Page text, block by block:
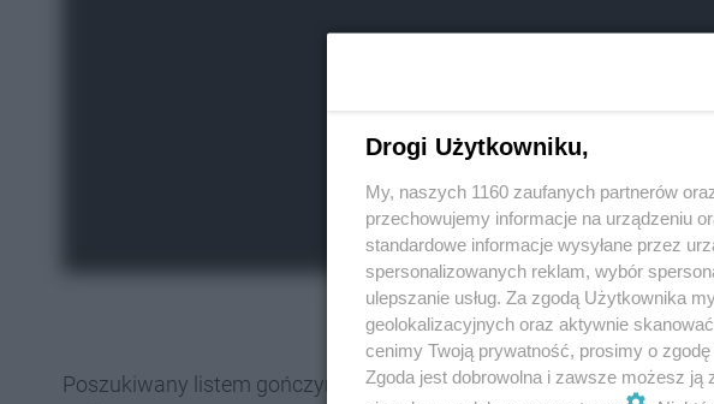
Poszukiwany listem gończym trzydziestodwulatek został
Drogi Użytkowniku,
My, naszych 1160 zaufanych partnerów
przechowujemy informacje na urządzeniu
standardowe informacje wysyłane przez
spersonalizowanych reklam, wybór
ulepszanie usług. Za zgodą Użytkownika
geolokalizacyjnych oraz aktywnie
cenimy Twoją prywatność, prosimy o
Zgoda jest dobrowolna i zawsze możesz